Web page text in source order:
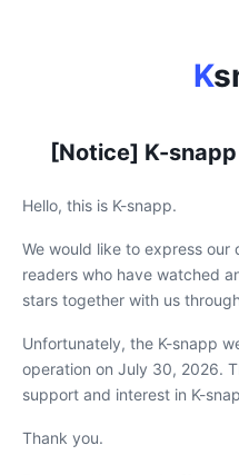
K
[Notice] K-
Hello, this is K-snapp.
We would like to express
readers who have watched
stars together with us
Unfortunately, the K-snapp
operation on July 30, 2026.
support and interest in K-
Thank you.